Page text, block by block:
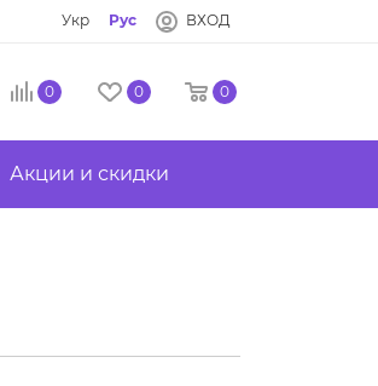
Укр Рус ВХОД
0 0 0
Акции и скидки